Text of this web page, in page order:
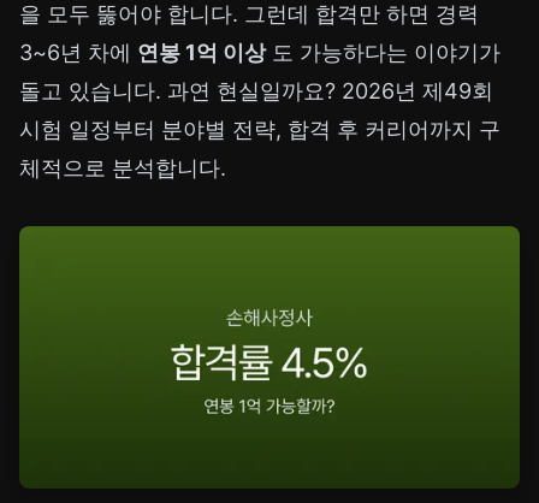
을 모두 뚫어야 합니다. 그런데 합격만 하면 경력
3~6년 차에 연봉 1억 이상도 가능하다는 이야기가
돌고 있습니다. 과연 현실일까요? 2026년 제49회
시험 일정부터 분야별 전략, 합격 후 커리어까지 구
체적으로 분석합니다.